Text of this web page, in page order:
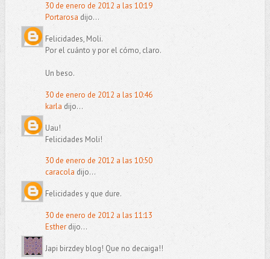
30 de enero de 2012 a las 10:19
Portarosa dijo...
Felicidades, Moli.
Por el cuánto y por el cómo, claro.
Un beso.
30 de enero de 2012 a las 10:46
karla dijo...
Uau!
Felicidades Moli!
30 de enero de 2012 a las 10:50
caracola dijo...
Felicidades y que dure.
30 de enero de 2012 a las 11:13
Estherdijo...
Japi birzdey blog! Que no decaiga!!